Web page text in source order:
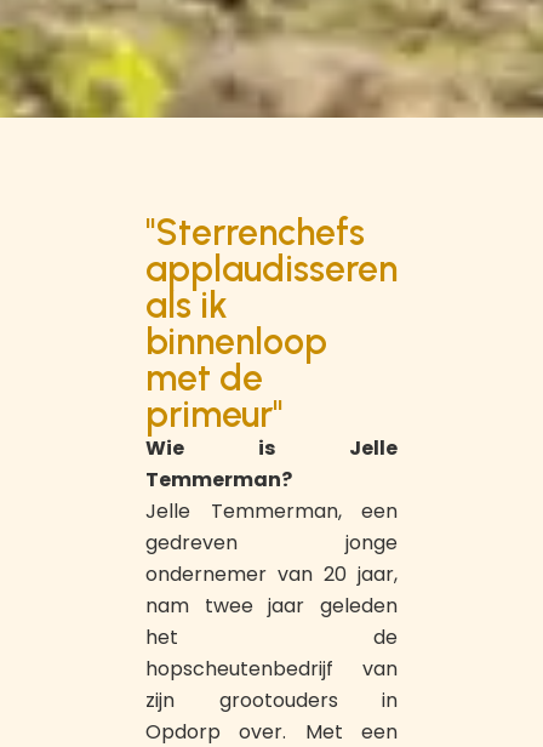
"Sterrenchefs
applaudisseren
als ik
binnenloop
met de
primeur"
Wie is Jelle
Temmerman?
Jelle Temmerman, een
gedreven jonge
ondernemer van 20 jaar,
nam twee jaar geleden
het de
hopscheutenbedrijf van
zijn grootouders in
Opdorp over. Met een